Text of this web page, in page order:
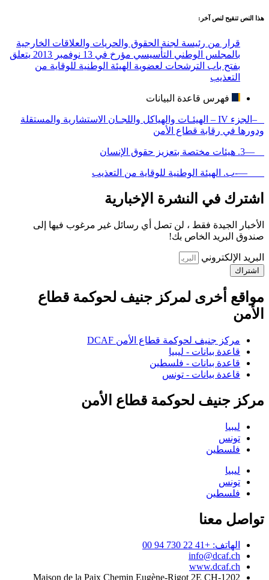
هذا النص تنقيح لنص آخر:
قرار من رئيسة لجنة الحقوق والحريات والعلاقات الخارجية
بالمجلس الوطني التأسيسي مؤرخ في 13 نوفمبر 2013 يتعلق
بفتح باب الترشحات لعضوية الهيئة الوطنية للوقاية من
التعذيب
فهرس قاعدة البيانات
–الجزء IV – الهيئـات والهياكل واللجـان الاستشارية والمستقلة
ودورها في رقابة قطاع الأمن
—3. هيئات مختصة بتعزيز حقوق الإنسان
—-ب. الهيئة الوطنية للوقاية من التعذيب
اشترك في النشرة الإخبارية
الأخبار الجيدة فقط ، لن تصل أي رسائل غير مرغوب فيها إلى
صندوق البريد الخاص بك!
البريد الإلكتروني
اشتراك
مواقع أخرى لمركز جنيف لحوكمة قطاع
الأمن
مركز جنيف لحوكمة قطاع الأمن DCAF
قاعدة بيانات - ليبيا
قاعدة بيانات - فلسطين
قاعدة بيانات - تونس
مركز جنيف لحوكمة قطاع الأمن
ليبيا
تونس
فلسطين
ليبيا
تونس
فلسطين
تواصل معنا
الهاتف: +41 22 730 94 00
info@dcaf.ch
www.dcaf.ch
Maison de la Paix Chemin Eugène-Rigot 2E CH-1202